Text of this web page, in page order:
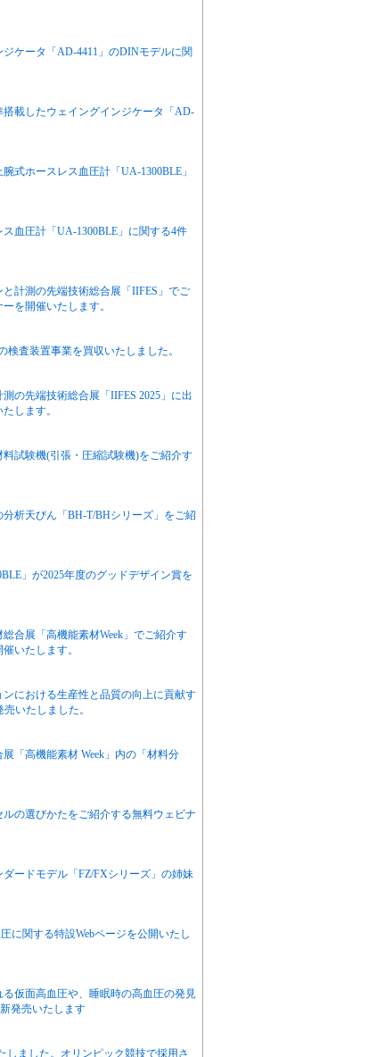
ケータ「AD-4411」のDINモデルに関
搭載したウェイングインジケータ「AD-
式ホースレス血圧計「UA-1300BLE」
血圧計「UA-1300BLE」に関する4件
計測の先端技術総合展「IIFES」でご
を開催いたします。
検査装置事業を買収いたしました。
の先端技術総合展「IIFES 2025」に出
します。
試験機(引張・圧縮試験機)をご紹介す
析天びん「BH-T/BHシリーズ」をご紹
」が2025年度のグッドデザイン賞を
合展「高機能素材Week」でご紹介す
いたします。
における生産性と品質の向上に貢献す
いたしました。
「高機能素材 Week」内の「材料分
の選びかたをご紹介する無料ウェビナ
ードモデル「FZ/FXシリーズ」の姉妹
に関する特設Webページを公開いたし
仮面高血圧や、睡眠時の高血圧の発見
発売いたします
しました。オリンピック競技で採用さ